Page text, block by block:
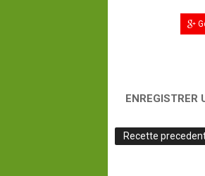
ENREGISTRER
Recette